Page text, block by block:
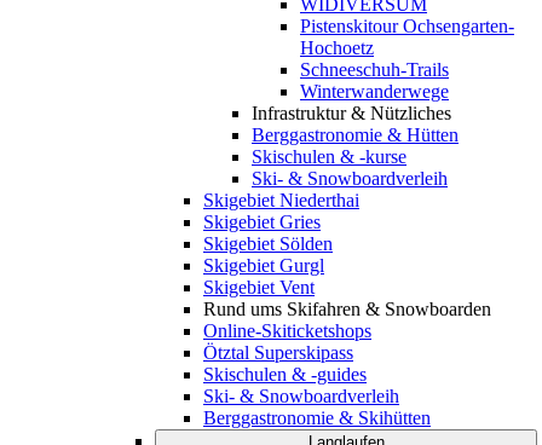
WIDIVERSUM
Pistenskitour Ochsengarten-
Hochoetz
Schneeschuh-Trails
Winterwanderwege
Infrastruktur & Nützliches
Berggastronomie & Hütten
Skischulen & -kurse
Ski- & Snowboardverleih
Skigebiet Niederthai
Skigebiet Gries
Skigebiet Sölden
Skigebiet Gurgl
Skigebiet Vent
Rund ums Skifahren & Snowboarden
Online-Skiticketshops
Ötztal Superskipass
Skischulen & -guides
Ski- & Snowboardverleih
Berggastronomie & Skihütten